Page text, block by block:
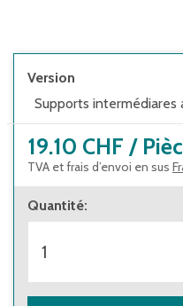
Version
Supports intermédiares
19.10 CHF /
TVA et frais d’envoi en sus
Quantité: